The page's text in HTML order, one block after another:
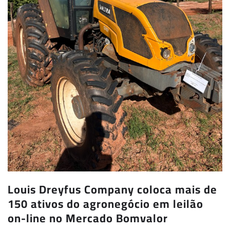
Louis Dreyfus Company coloca mais de
150 ativos do agronegócio em leilão
on-line no Mercado Bomvalor